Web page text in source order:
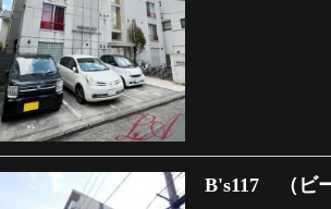
B's117 （ビー